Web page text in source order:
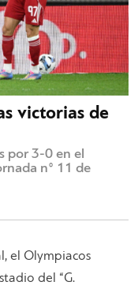
victorias de
por 3-0 en el
n° 11 de
el Olympiacos
del “G.